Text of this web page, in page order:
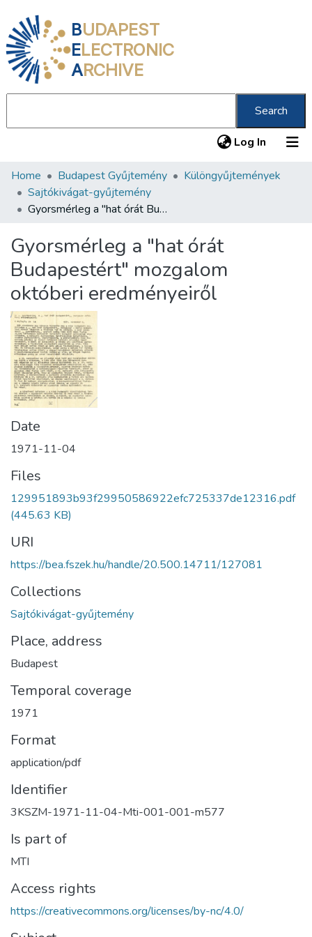
BUDAPEST
ELECTRONIC
ARCHIVE
Search
Log In (current)
Communities & Collections
All of DSpace
About us
Home Budapest Gyűjtemény
Különgyűjtemények
Sajtókivágat-gyűjtemény
Gyorsmérleg a "hat órát Budapestért" mozgalom októberi eredményeiről
Gyorsmérleg a "hat órát
Budapestért" mozgalom
októberi eredményeiről
Date
1971-11-04
Files
129951893b93f29950586922efc725337de12316.pdf
(445.63 KB)
URI
https://bea.fszek.hu/handle/20.500.14711/127081
Collections
Sajtókivágat-gyűjtemény
Place, address
Budapest
Temporal coverage
1971
Format
application/pdf
Identifier
3KSZM-1971-11-04-Mti-001-001-m577
Is part of
MTI
Access rights
https://creativecommons.org/licenses/by-nc/4.0/